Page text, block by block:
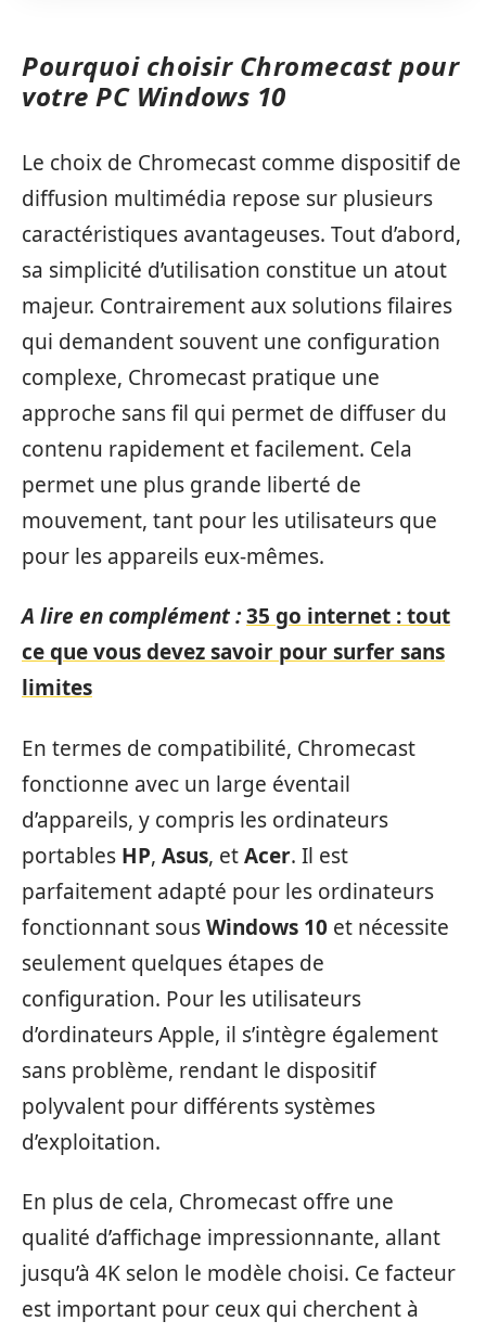
Pourquoi choisir Chromecast pour
votre PC Windows 10
Le choix de Chromecast comme dispositif de
diffusion multimédia repose sur plusieurs
caractéristiques avantageuses. Tout d’abord,
sa simplicité d’utilisation constitue un atout
majeur. Contrairement aux solutions filaires
qui demandent souvent une configuration
complexe, Chromecast pratique une
approche sans fil qui permet de diffuser du
contenu rapidement et facilement. Cela
permet une plus grande liberté de
mouvement, tant pour les utilisateurs que
pour les appareils eux-mêmes.
A lire en complément :35 go internet : tout
ce que vous devez savoir pour surfer sans
limites
En termes de compatibilité, Chromecast
fonctionne avec un large éventail
d’appareils, y compris les ordinateurs
portables HP, Asus, etAcer. Il est
parfaitement adapté pour les ordinateurs
fonctionnant sousWindows 10 et nécessite
seulement quelques étapes de
configuration. Pour les utilisateurs
d’ordinateurs Apple, il s’intègre également
sans problème, rendant le dispositif
polyvalent pour différents systèmes
d’exploitation.
En plus de cela, Chromecast offre une
qualité d’affichage impressionnante, allant
jusqu’à 4K selon le modèle choisi. Ce facteur
est important pour ceux qui cherchent à